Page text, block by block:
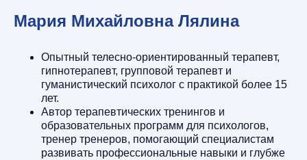
Мария Михайловна Лялина
Опытный телесно-ориентированный терапевт,
гипнотерапевт, групповой терапевт и
гуманистический психолог с практикой более 15
лет.
Автор терапевтических тренингов и
образовательных программ для психологов,
тренер тренеров, помогающий специалистам
развивать профессиональные навыки и глубже